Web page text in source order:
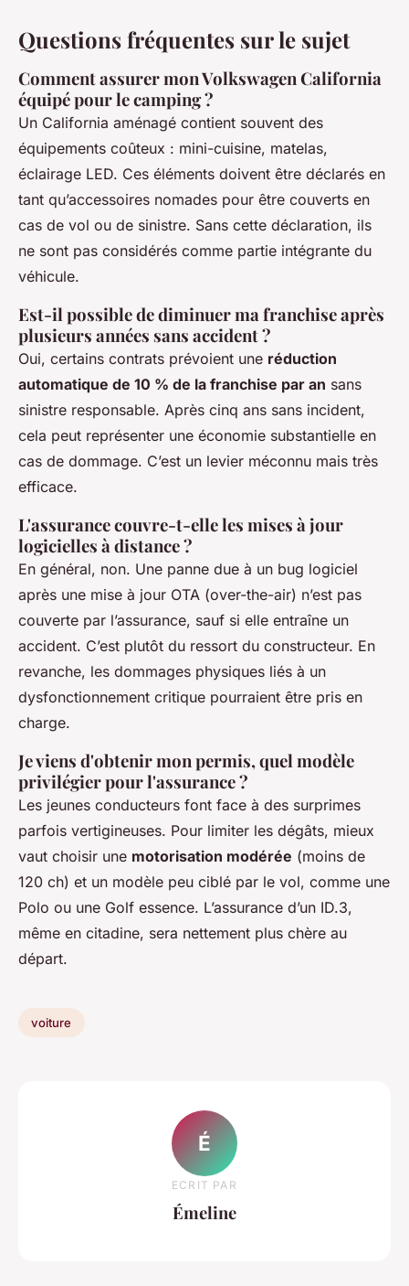
Questions fréquentes sur le sujet
Comment assurer mon Volkswagen California
équipé pour le camping ?
Un California aménagé contient souvent des
équipements coûteux : mini-cuisine, matelas,
éclairage LED. Ces éléments doivent être déclarés en
tant qu’accessoires nomades pour être couverts en
cas de vol ou de sinistre. Sans cette déclaration, ils
ne sont pas considérés comme partie intégrante du
véhicule.
Est-il possible de diminuer ma franchise après
plusieurs années sans accident ?
Oui, certains contrats prévoient une réduction
automatique de 10 % de la franchise par an sans
sinistre responsable. Après cinq ans sans incident,
cela peut représenter une économie substantielle en
cas de dommage. C’est un levier méconnu mais très
efficace.
L'assurance couvre-t-elle les mises à jour
logicielles à distance ?
En général, non. Une panne due à un bug logiciel
après une mise à jour OTA (over-the-air) n’est pas
couverte par l’assurance, sauf si elle entraîne un
accident. C’est plutôt du ressort du constructeur. En
revanche, les dommages physiques liés à un
dysfonctionnement critique pourraient être pris en
charge.
Je viens d'obtenir mon permis, quel modèle
privilégier pour l'assurance ?
Les jeunes conducteurs font face à des surprimes
parfois vertigineuses. Pour limiter les dégâts, mieux
vaut choisir une motorisation modérée (moins de
120 ch) et un modèle peu ciblé par le vol, comme une
Polo ou une Golf essence. L’assurance d’un ID.3,
même en citadine, sera nettement plus chère au
départ.
voiture
É
ECRIT PAR
Émeline